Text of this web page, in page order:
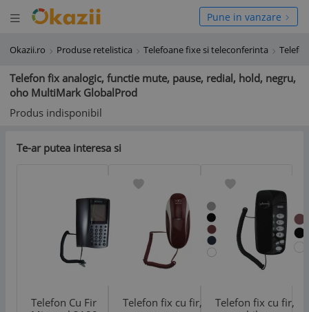
Deschide meniul
meniul Pune in vanzare
Okazii.ro Produse retelistica Telefoane fixe si teleconferinta
Telefon fix analogic, functie mute, pause, redial, hold, negru,
oho MultiMark GlobalProd
Produs indisponibil
Te-ar putea interesa si
Telefon Cu Fir
Telefon fix cu fir,
Telefon fix cu fir,